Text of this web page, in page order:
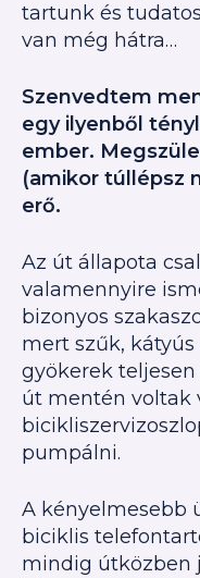
tartunk és
van még hátra…
Szenvedtem
egy ilyenből
ember.
(amikor túllépsz
erő.
Az út állapota
valamennyire
bizonyos
mert szűk,
gyökerek
út mentén voltak
pumpálni.
A kényelmesebb
biciklis
mindig útközben